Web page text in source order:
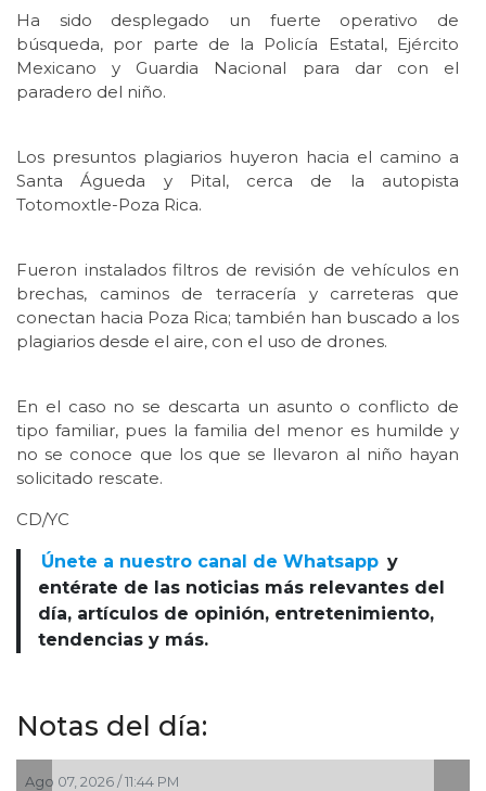
Ha sido desplegado un fuerte operativo de
búsqueda, por parte de la Policía Estatal, Ejército
Mexicano y Guardia Nacional para dar con el
paradero del niño.
Los presuntos plagiarios huyeron hacia el camino a
Santa Águeda y Pital, cerca de la autopista
Totomoxtle-Poza Rica.
Fueron instalados filtros de revisión de vehículos en
brechas, caminos de terracería y carreteras que
conectan hacia Poza Rica; también han buscado a los
plagiarios desde el aire, con el uso de drones.
En el caso no se descarta un asunto o conflicto de
tipo familiar, pues la familia del menor es humilde y
no se conoce que los que se llevaron al niño hayan
solicitado rescate.
CD/YC
Únete a nuestro canal de Whatsapp y
entérate de las noticias más relevantes del
día, artículos de opinión, entretenimiento,
tendencias y más.
Notas del día:
2026 / 11:44 PM